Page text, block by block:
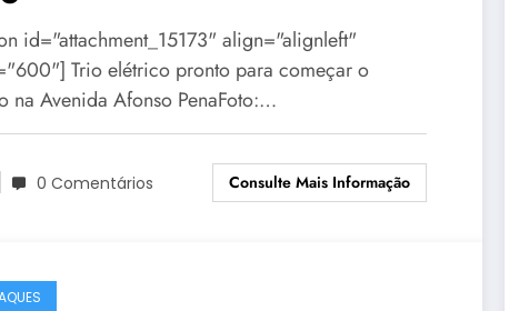
id="attachment_15173" align="alignleft"
Trio elétrico pronto para começar o
na Avenida Afonso PenaFoto:…
0 Comentários Consulte Mais Informação